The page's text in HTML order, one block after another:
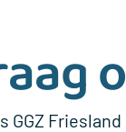
GGZ